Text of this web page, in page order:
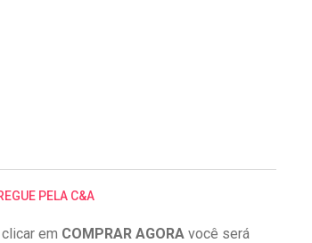
PELA C&A
em COMPRAR AGORA você será